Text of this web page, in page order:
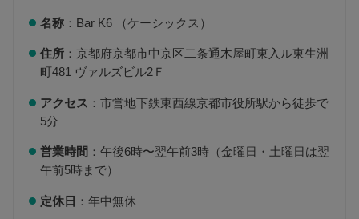
名称：Bar K6 （ケーシックス）
住所：京都府京都市中京区二条通木屋町東入ル東生洲
町481 ヴァルズビル2Ｆ
アクセス ：市営地下鉄東西線京都市役所駅から徒歩で
5分
営業時間 ：午後6時〜翌午前3時（金曜日・土曜日は翌
午前5時まで）
定休日 ：年中無休